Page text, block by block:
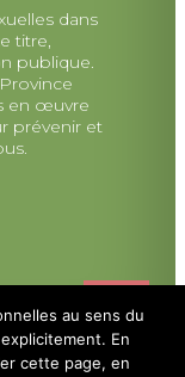
dans
titre,
publique.
en œuvre
prévenir et
au sens du
En
cette page, en